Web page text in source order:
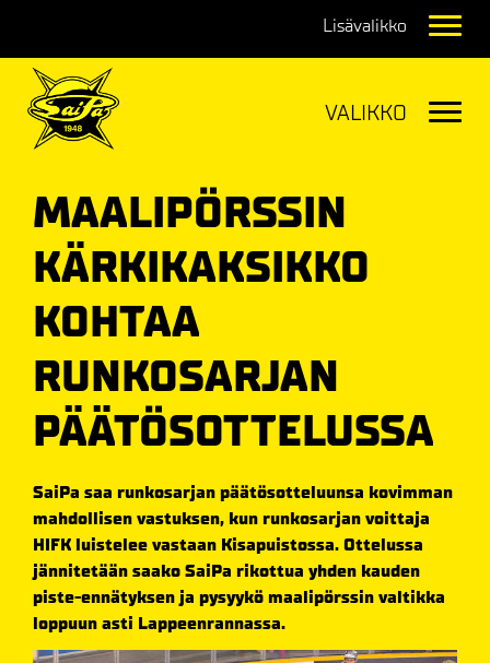
MAALIPÖRSSIN
KÄRKIKAKSIKKO
KOHTAA
RUNKOSARJAN
PÄÄTÖSOTTELUSSA
SaiPa saa runkosarjan päätösotteluunsa kovimman
mahdollisen vastuksen, kun runkosarjan voittaja
HIFK luistelee vastaan Kisapuistossa. Ottelussa
jännitetään saako SaiPa rikottua yhden kauden
piste-ennätyksen ja pysyykö maalipörssin valtikka
loppuun asti Lappeenrannassa.